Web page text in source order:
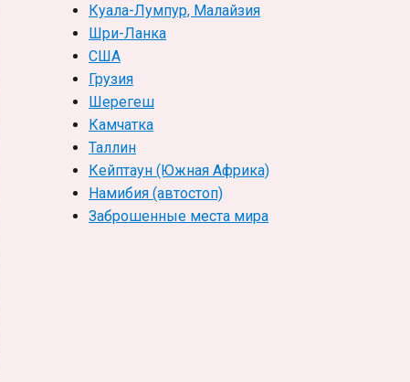
Куала-Лумпур, Малайзия
Шри-Ланка
США
Грузия
Шерегеш
Камчатка
Таллин
Кейптаун (Южная Африка)
Намибия (автостоп)
Заброшенные места мира